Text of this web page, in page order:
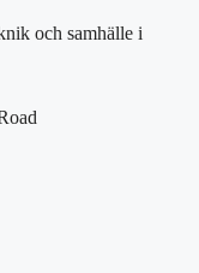
och samhälle i